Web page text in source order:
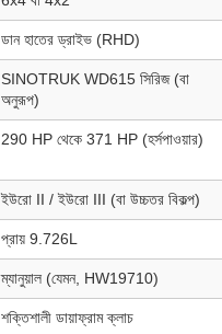
ডান হাতের ড্রাইভ (RHD)
SINOTRUK WD615 সিরিজ (বা
অনুরূপ)
290 HP থেকে 371 HP (হর্সপাওয়ার)
ইউরো II / ইউরো III (বা উচ্চতর বিকল্প)
প্রায় 9.726L
ম্যানুয়াল (যেমন, HW19710)
শক্তিশালী ডায়াফ্রাম ক্লাচ